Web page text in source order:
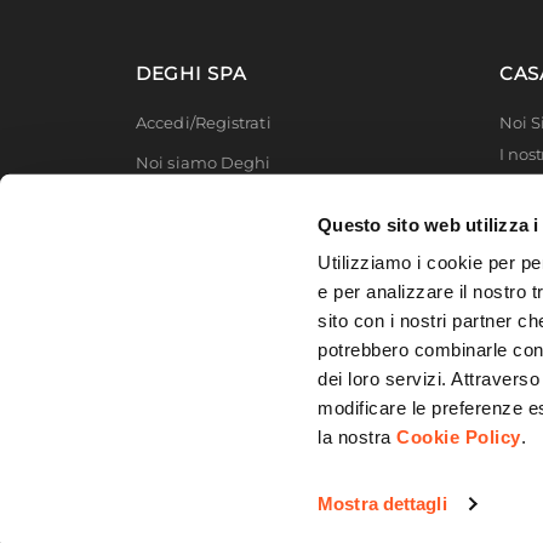
Questo sito web utilizza i
Utilizziamo i cookie per
e per analizzare il nostro
sito con i nostri partner
potrebbero combinarle
dei loro servizi.
modificare le preferenze
la nostraCookie Policy.
Mostra dettagli
DEGHI SPA
Accedi/Registrati
Noi siamo Deghi
Modello organizzativo e codice etico
Noi
I
MFT